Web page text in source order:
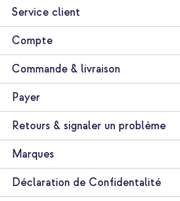
Service client
Compte
Commande & livraison
Payer
Retours & signaler un problème
Marques
Déclaration de Confidentalité